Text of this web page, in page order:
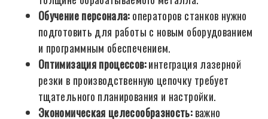
Обучение персонала:операторов станков нужно
подготовить для работы с новым оборудованием
и программным обеспечением.
Оптимизация процессов:интеграция лазерной
резки в производственную цепочку требует
тщательного планирования и настройки.
Экономическая целесообразность:важно